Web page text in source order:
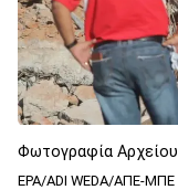
Φωτογραφία Αρχείου
EPA/ADI WEDA/ΑΠΕ-ΜΠΕ